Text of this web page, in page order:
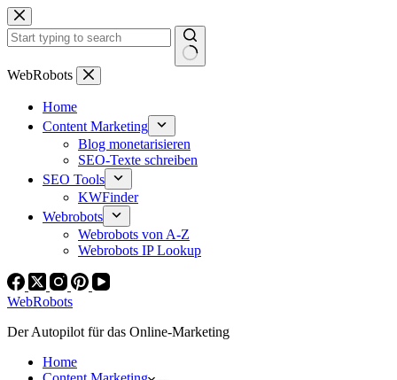
Zum
Inhalt
springen
Keine
WebRobots
Home
Content Marketing
Blog monetarisieren
SEO-Texte schreiben
SEO Tools
KWFinder
Webrobots
Webrobots von A-Z
Webrobots IP Lookup
WebRobots
Der Autopilot für das Online-Marketing
Home